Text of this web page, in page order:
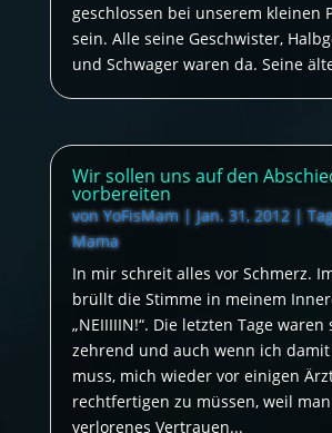
geschlossen bei unserem kleinen
sein. Alle seine Geschwister,
und Schwager waren da. Seine
Wir sollen uns auf den
vorbereiten
vonYoFisMam|Jan. 31, 2012|
Mama
In mir schreit alles vor Schmerz.
brüllt die Stimme in meinem
„NEIIIIIN!“. Die letzten Tage waren
zehrend und auch wenn ich
muss, mich wieder vor einigen
rechtfertigen zu müssen, weil
verlorenes Vertrauen...